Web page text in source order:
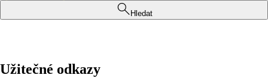
Hledat
Užitečné odkazy